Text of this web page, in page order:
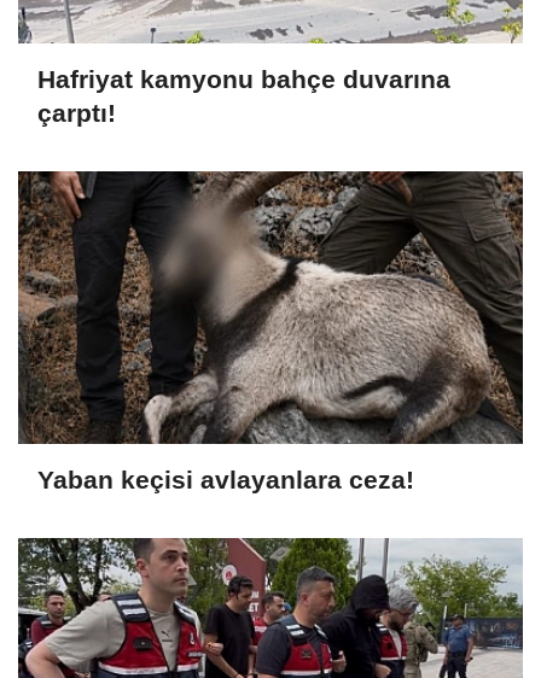
Hafriyat kamyonu bahçe duvarına
çarptı!
Yaban keçisi avlayanlara ceza!